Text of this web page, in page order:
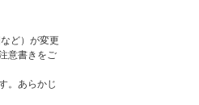
ど）が変更
意書きをご
。あらかじ